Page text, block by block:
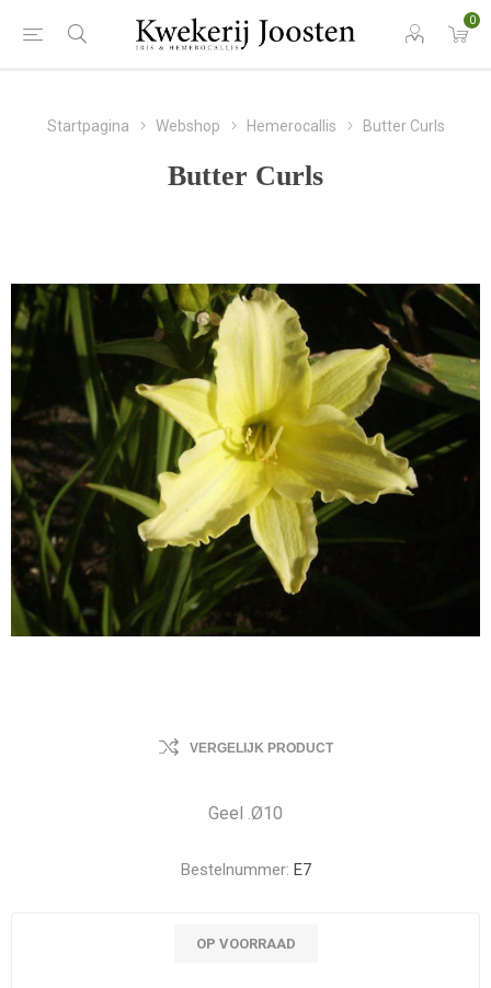
0
Startpagina Webshop Hemerocallis Butter Curls
Butter Curls
VERGELIJK PRODUCT
Geel .Ø10
Bestelnummer: E7
OP VOORRAAD